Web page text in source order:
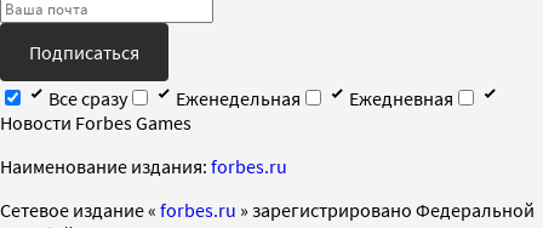
Подписаться
Все сразу
Еженедельная
Ежедневная
Новости Forbes Games
Наименование издания: forbes.ru
Cетевое издание « forbes.ru » зарегистрировано Федеральной